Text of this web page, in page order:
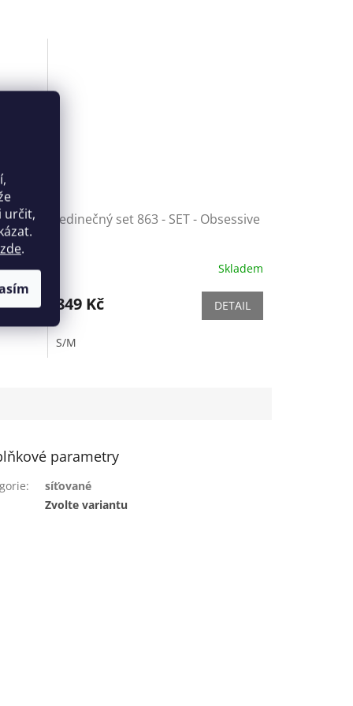
určit,
zde.
Jedinečný set 863 - SET - Obsessive
Skladem
849 Kč DETAIL
S/M
parametry
:
síťované
Zvolte variantu